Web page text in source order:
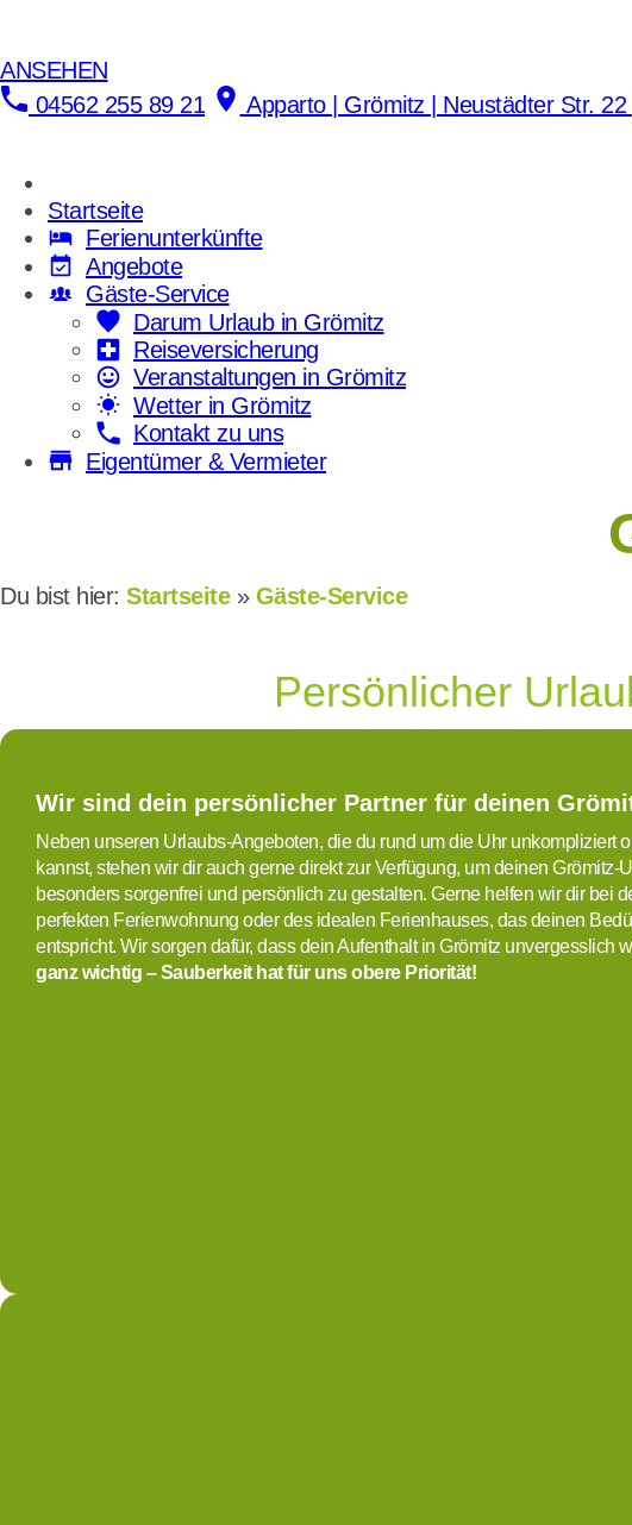
ANSEHEN
04562 255 89 21
Apparto | Grömitz | Neustädter Str. 22 |
Startseite
Ferienunterkünfte
Angebote
Gäste-Service
Darum Urlaub in Grömitz
Reiseversicherung
Veranstaltungen in Grömitz
Wetter in Grömitz
Kontakt zu uns
Eigentümer & Vermieter
Du bist hier: Startseite» Gäste-Service
Persönlicher
Wir sind dein persönlicher Partner für deinen
Neben unseren Urlaubs-Angeboten, die du rund um die Uhr unkompliziert
kannst, stehen wir dir auch gerne direkt zur Verfügung, um deinen Grömitz-
besonders sorgenfrei und persönlich zu gestalten. Gerne helfen wir dir bei
perfekten Ferienwohnung oder des idealen Ferienhauses, das deinen
entspricht. Wir sorgen dafür, dass dein Aufenthalt in Grömitz unvergesslich
ganz wichtig – Sauberkeit hat für uns obere Priorität!